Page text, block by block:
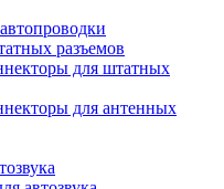
разъемов
для штатных
для антенных